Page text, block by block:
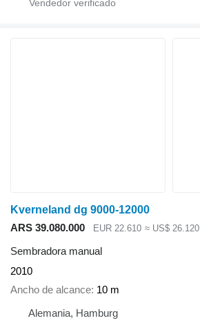
Kverneland dg 9000-12000
ARS 39.080.000
EUR 22.610 ≈ US$ 26.120
Sembradora manual
2010
Ancho de alcance 10 m
Alemania, Hamburg